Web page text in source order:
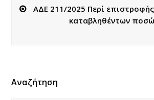
ΑΔΕ 211/2025 Περί
καταβληθέντων
Αναζήτηση